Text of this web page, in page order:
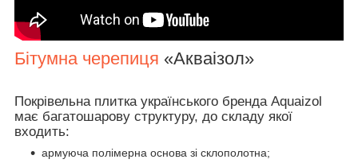
Бітумна черепиця «Акваізол»
Покрівельна плитка українського бренда Aquaizol
має багатошарову структуру, до складу якої
входить:
армуюча полімерна основа зі склополотна;